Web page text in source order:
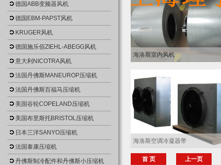
德国ABB变频器风机
德国EBM-PAPST风机
KRUGER风机
德国施乐佰ZIEHL-ABEGG风机
意大利NICOTRA风机
法国丹佛斯MANEUROP压缩机
法国丹佛斯百福马压缩机
美国谷轮COPELAND压缩机
美国布里斯托BRISTOL压缩机
日本三洋SANYO压缩机
法国泰康压缩机
丹佛斯制冷配件和丹佛斯小压缩机
海洛斯室内风机
海洛斯空调冷凝器带
首 页 上一页